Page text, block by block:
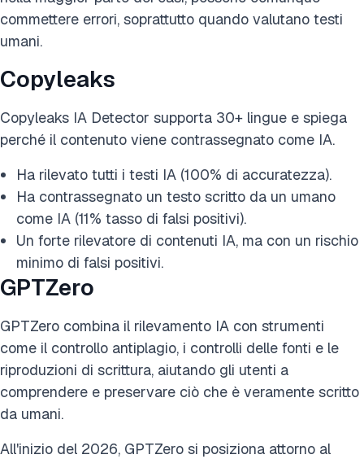
commettere errori, soprattutto quando valutano testi
umani.
Copyleaks
Copyleaks IA Detector supporta 30+ lingue e spiega
perché il contenuto viene contrassegnato come IA.
Ha rilevato tutti i testi IA (100% di accuratezza).
Ha contrassegnato un testo scritto da un umano
come IA (11% tasso di falsi positivi).
Un forte rilevatore di contenuti IA, ma con un rischio
minimo di falsi positivi.
GPTZero
GPTZero combina il rilevamento IA con strumenti
come il controllo antiplagio, i controlli delle fonti e le
riproduzioni di scrittura, aiutando gli utenti a
comprendere e preservare ciò che è veramente scritto
da umani.
All'inizio del 2026, GPTZero si posiziona attorno al